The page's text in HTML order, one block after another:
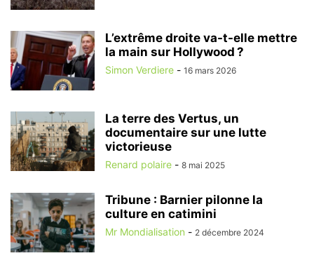
L’extrême droite va-t-elle mettre
la main sur Hollywood ?
Simon Verdiere - 16 mars 2026
La terre des Vertus, un
documentaire sur une lutte
victorieuse
Renard polaire - 8 mai 2025
Tribune : Barnier pilonne la
culture en catimini
Mr Mondialisation - 2 décembre 2024